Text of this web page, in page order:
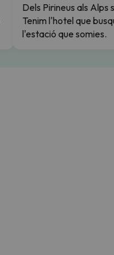
Dels Pirineus als Alps
Tenim l'hotel que
l'estació que somies.